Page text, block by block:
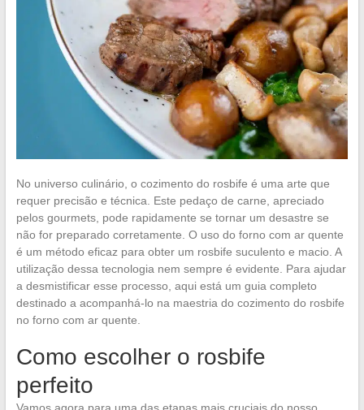
No universo culinário, o cozimento do rosbife é uma arte que
requer precisão e técnica. Este pedaço de carne, apreciado
pelos gourmets, pode rapidamente se tornar um desastre se
não for preparado corretamente. O uso do forno com ar quente
é um método eficaz para obter um rosbife suculento e macio. A
utilização dessa tecnologia nem sempre é evidente. Para ajudar
a desmistificar esse processo, aqui está um guia completo
destinado a acompanhá-lo na maestria do cozimento do rosbife
no forno com ar quente.
Como escolher o rosbife
perfeito